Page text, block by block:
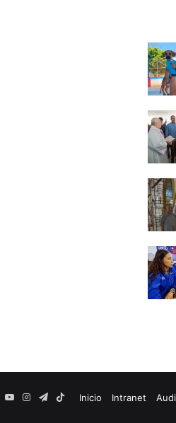
Inicio Intranet
TwitterYouTubeInstagramTelegram
TikTok